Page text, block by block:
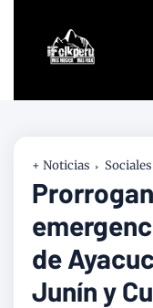
+ Noticias Sociales
de
Junín y